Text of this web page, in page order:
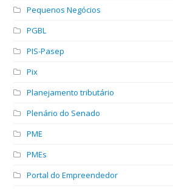
Pequenos Negócios
PGBL
PIS-Pasep
Pix
Planejamento tributário
Plenário do Senado
PME
PMEs
Portal do Empreendedor